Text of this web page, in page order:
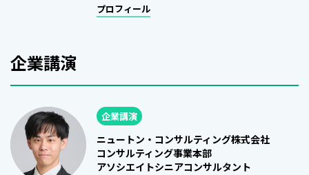
プロフィール
企業講演
企業講演
ニュートン・コンサルティング株式会社
コンサルティング事業本部
アソシエイトシニアコンサルタント